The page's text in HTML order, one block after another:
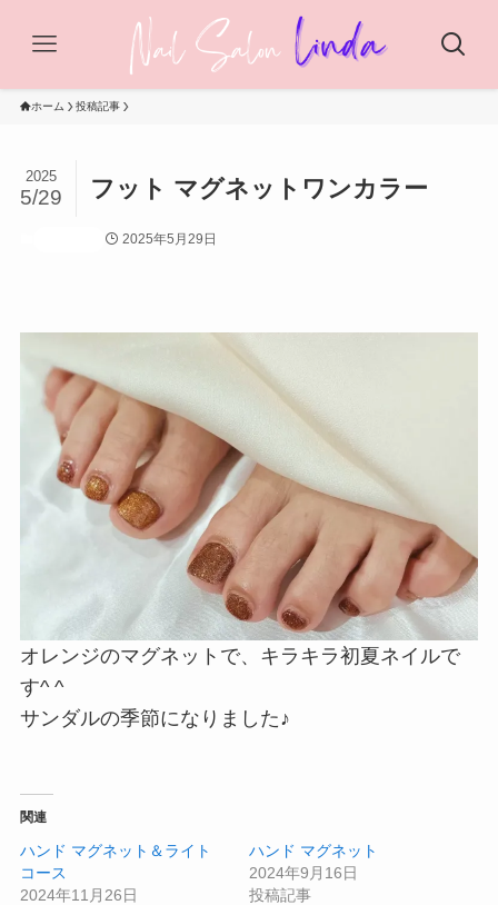
ホーム 投稿記事
フット マグネットワンカラー
2025
5/29
2025年5月29日
オレンジのマグネットで、キラキラ初夏ネイルで
す^ ^
サンダルの季節になりました♪
関連
ハンド マグネット＆ライト
コース
2024年11月26日
ハンド マグネット
2024年9月16日
投稿記事